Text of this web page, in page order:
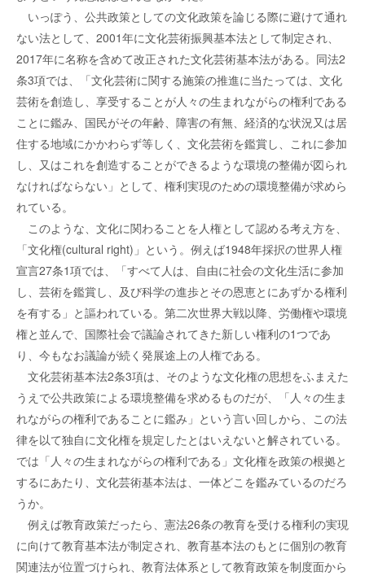
いっぽう、公共政策としての文化政策を論じる際に避けて通れ
ない法として、2001年に文化芸術振興基本法として制定され、
2017年に名称を含めて改正された文化芸術基本法がある。同法2
条3項では、「文化芸術に関する施策の推進に当たっては、文化
芸術を創造し、享受することが人々の生まれながらの権利である
ことに鑑み、国民がその年齢、障害の有無、経済的な状況又は居
住する地域にかかわらず等しく、文化芸術を鑑賞し、これに参加
し、又はこれを創造することができるような環境の整備が図られ
なければならない」として、権利実現のための環境整備が求めら
れている。
このような、文化に関わることを人権として認める考え方を、
「文化権(cultural right)」という。例えば1948年採択の世界人権
宣言27条1項では、「すべて人は、自由に社会の文化生活に参加
し、芸術を鑑賞し、及び科学の進歩とその恩恵とにあずかる権利
を有する」と謳われている。第二次世界大戦以降、労働権や環境
権と並んで、国際社会で議論されてきた新しい権利の1つであ
り、今もなお議論が続く発展途上の人権である。
文化芸術基本法2条3項は、そのような文化権の思想をふまえた
うえで公共政策による環境整備を求めるものだが、「人々の生ま
れながらの権利であることに鑑み」という言い回しから、この法
律を以て独自に文化権を規定したとはいえないと解されている。
では「人々の生まれながらの権利である」文化権を政策の根拠と
するにあたり、文化芸術基本法は、一体どこを鑑みているのだろ
うか。
例えば教育政策だったら、憲法26条の教育を受ける権利の実現
に向けて教育基本法が制定され、教育基本法のもとに個別の教育
関連法が位置づけられ、教育法体系として教育政策を制度面から